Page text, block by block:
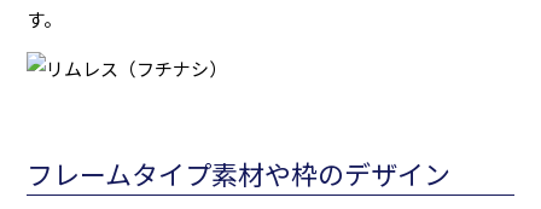
す。
フレームタイプ素材や枠のデザイン